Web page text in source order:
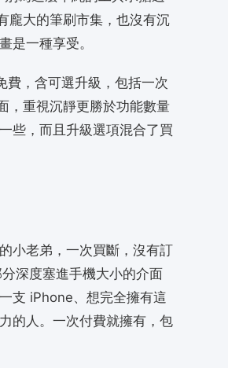
龐大的筆刷市集，也沒有沉
是一種享受。
費，含可選升級，包括一次
，重視沉靜更勝於功能數量
些，而且升級選項混合了買
小老弟，一次買斷，沒有訂
深度塞進手機大小的介面
支 iPhone、想完全擁有這
的人。一次付費就擁有，包